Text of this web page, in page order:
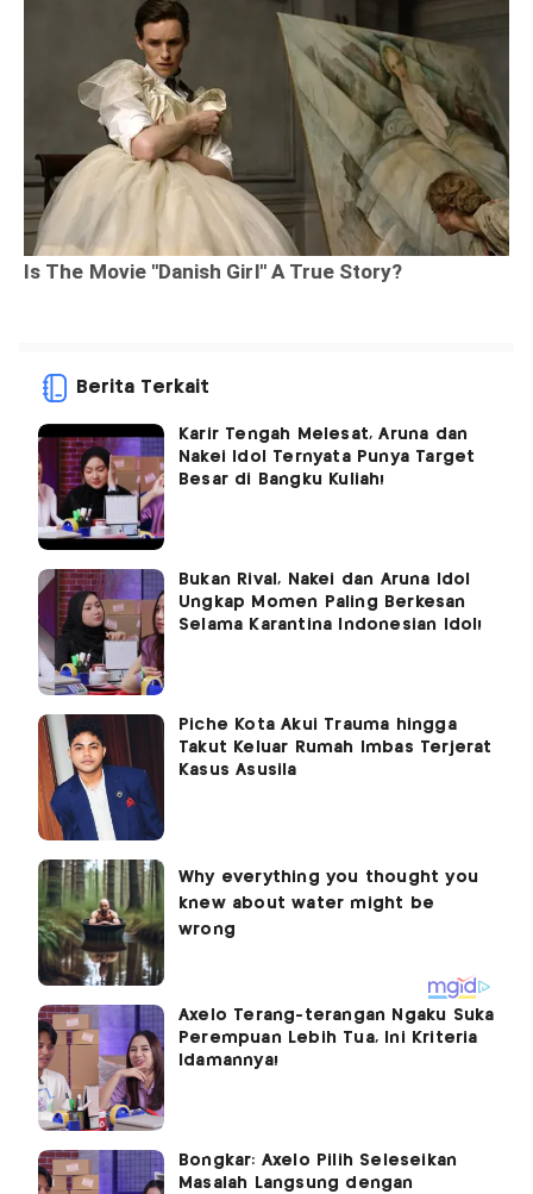
Berita Terkait
Karir Tengah Melesat, Aruna dan
Nakei Idol Ternyata Punya Target
Besar di Bangku Kuliah!
Bukan Rival, Nakei dan Aruna Idol
Ungkap Momen Paling Berkesan
Selama Karantina Indonesian Idol!
Piche Kota Akui Trauma hingga
Takut Keluar Rumah Imbas Terjerat
Kasus Asusila
Axelo Terang-terangan Ngaku Suka
Perempuan Lebih Tua, Ini Kriteria
Idamannya!
Bongkar: Axelo Pilih Seleseikan
Masalah Langsung dengan